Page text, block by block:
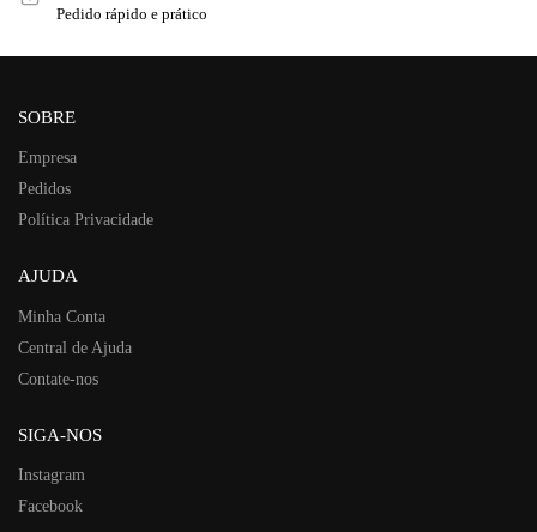
Pedido rápido e prático
SOBRE
Empresa
Pedidos
Política Privacidade
AJUDA
Minha Conta
Central de Ajuda
Contate-nos
SIGA-NOS
Instagram
Facebook